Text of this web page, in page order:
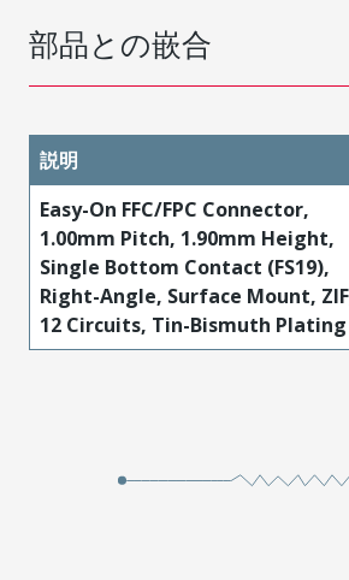
部品との嵌合
説明
Easy-On FFC/FPC Connector,
1.00mm Pitch, 1.90mm Height,
Single Bottom Contact (FS19),
Right-Angle, Surface Mount,
12 Circuits, Tin-Bismuth Plating